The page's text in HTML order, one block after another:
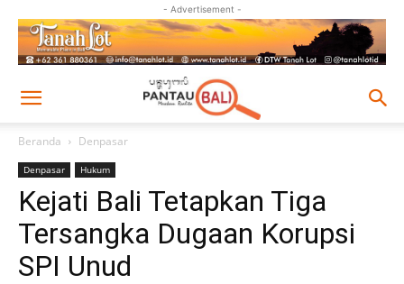
- Advertisement -
Beranda Denpasar
Denpasar Hukum
Kejati Bali Tetapkan Tiga
Tersangka Dugaan Korupsi
SPI Unud